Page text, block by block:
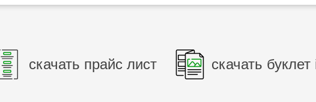
скачать прайс лист скачать